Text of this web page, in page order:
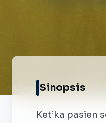
Sinopsis
Ketika pasien